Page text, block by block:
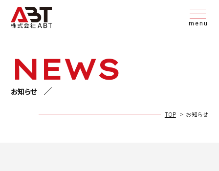
menu
NEWS
お知らせ
TOP お知らせ